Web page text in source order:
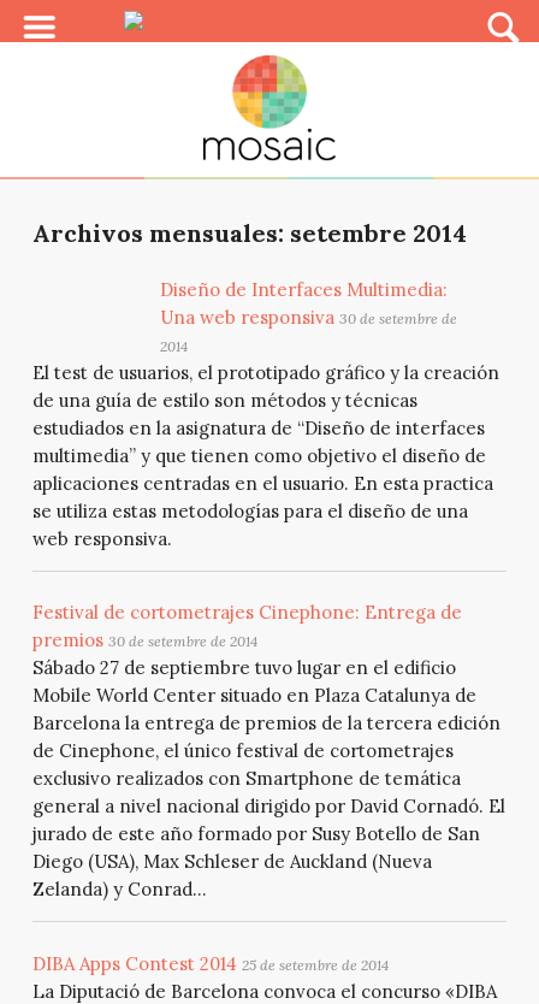
Archivos mensuales: setembre 2014
Diseño de Interfaces Multimedia:
Una web responsiva 30 de setembre de
2014
El test de usuarios, el prototipado gráfico y la creación
de una guía de estilo son métodos y técnicas
estudiados en la asignatura de “Diseño de interfaces
multimedia” y que tienen como objetivo el diseño de
aplicaciones centradas en el usuario. En esta practica
se utiliza estas metodologías para el diseño de una
web responsiva.
Festival de cortometrajes Cinephone: Entrega de
premios 30 de setembre de 2014
Sábado 27 de septiembre tuvo lugar en el edificio
Mobile World Center situado en Plaza Catalunya de
Barcelona la entrega de premios de la tercera edición
de Cinephone, el único festival de cortometrajes
exclusivo realizados con Smartphone de temática
general a nivel nacional dirigido por David Cornadó. El
jurado de este año formado por Susy Botello de San
Diego (USA), Max Schleser de Auckland (Nueva
Zelanda) y Conrad...
DIBA Apps Contest 2014 25 de setembre de 2014
La Diputació de Barcelona convoca el concurso «DIBA